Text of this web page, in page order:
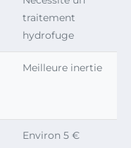
traitement
hydrofuge
Meilleure inertie
Environ 5 €